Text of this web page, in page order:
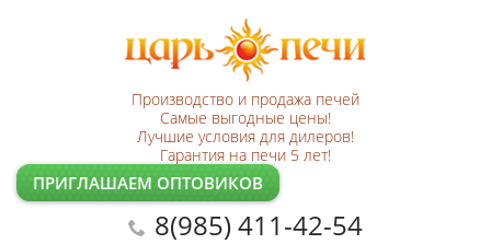
Производство и продажа печей
Самые выгодные цены!
Лучшие условия для дилеров!
Гарантия на печи 5 лет!
ПРИГЛАШАЕМ ОПТОВИКОВ
8(985) 411-42-54